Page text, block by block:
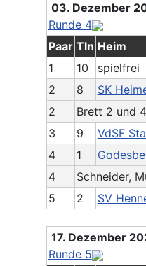
03. Dezember
Runde 4
Paar Tln Heim
1
10 spielfrei
2
8 SK
2
Brett 2 und
3
9 VdSF
4
1
4
Schneider,
5
2 SV
17. Dezember
Runde 5